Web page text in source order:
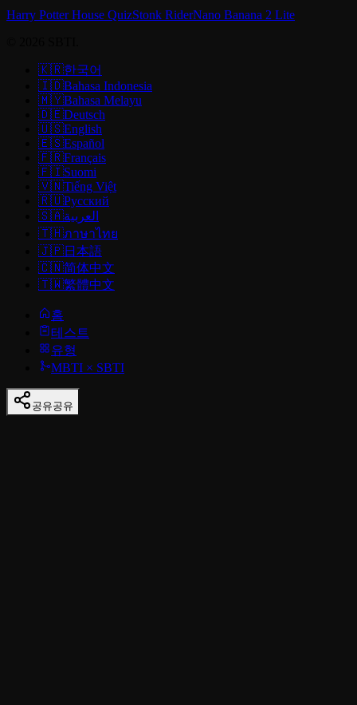
Harry Potter House QuizStonk RiderNano Banana 2 Lite
🇰🇷한국어
🇮🇩Bahasa Indonesia
🇲🇾Bahasa Melayu
🇩🇪Deutsch
🇺🇸English
🇪🇸Español
🇫🇷Français
🇫🇮Suomi
🇻🇳Tiếng Việt
🇷🇺Русский
🇸🇦العربية
🇹🇭ภาษาไทย
🇯🇵日本語
🇨🇳简体中文
🇹🇼繁體中文
홈
테스트
유형
MBTI × SBTI
공유공유